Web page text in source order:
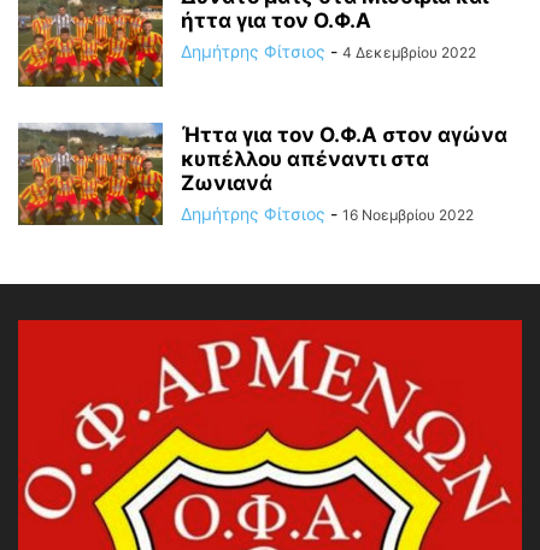
ήττα για τον Ο.Φ.Α
Δημήτρης Φίτσιος - 4 Δεκεμβρίου 2022
Ήττα για τον Ο.Φ.Α στον αγώνα
κυπέλλου απέναντι στα
Ζωνιανά
Δημήτρης Φίτσιος - 16 Νοεμβρίου 2022